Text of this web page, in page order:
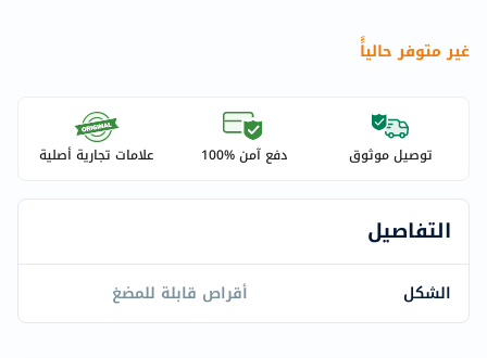
غير متوفر حالياًً
توصيل موثوق دفع آمن %100 علامات تجارية أصلية
التفاصيل
الشكل أقراص قابلة للمضغ